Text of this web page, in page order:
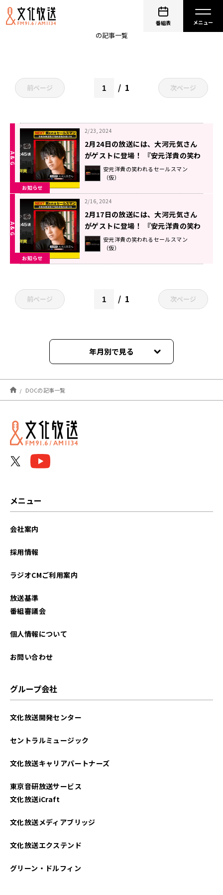
番組表
の記事一覧
前ページ 1 次ページ
お知らせ
2/23, 2024
2月24日の放送には、大河元気さん
がゲストに登場！ 『安元洋貴の笑わ
れるセールスマン（仮）』
安元洋貴の笑われるセールスマン
（仮）
お知らせ
2/16, 2024
2月17日の放送には、大河元気さん
がゲストに登場！ 『安元洋貴の笑わ
れるセールスマン（仮）』
安元洋貴の笑われるセールスマン
（仮）
前ページ 1 次ページ
年月別で見る
2024年02月
DOCの記事一覧
メニュー
会社案内
採用情報
ラジオCMご利用案内
放送基準
番組審議会
個人情報について
お問い合わせ
グループ会社
文化放送開発センター
セントラルミュージック
文化放送キャリアパートナーズ
東京音研放送サービス
文化放送iCraft
文化放送メディアブリッジ
文化放送エクステンド
グリーン・ドルフィン